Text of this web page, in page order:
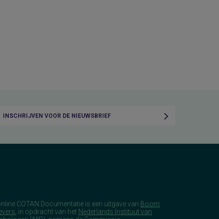
INSCHRIJVEN VOOR DE NIEUWSBRIEF
COTAN Documentatie is een uitgave van Boom
, in opdracht van het Nederlands Instituut van